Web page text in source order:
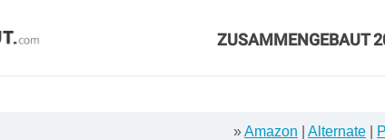
ZUSAMMENGEBAUT
»Amazon Alternate